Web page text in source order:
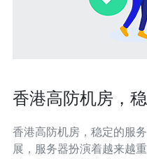
香港高防机房，
香港高防机房，稳定的服务器选择 随着信息
展，服务器扮演着越来越